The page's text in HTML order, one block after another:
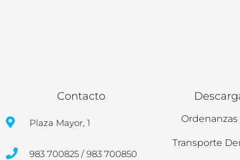
Contacto
Plaza Mayor, 1
983 700825 / 983 700850
Ordenanzas
Transporte